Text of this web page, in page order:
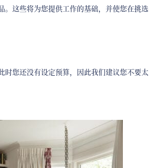
这些将为您提供工作的基础，并使您在挑选
您还没有设定预算，因此我们建议您不要太